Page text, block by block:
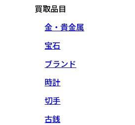
買取品目
金・貴金属
宝石
ブランド
時計
切手
古銭